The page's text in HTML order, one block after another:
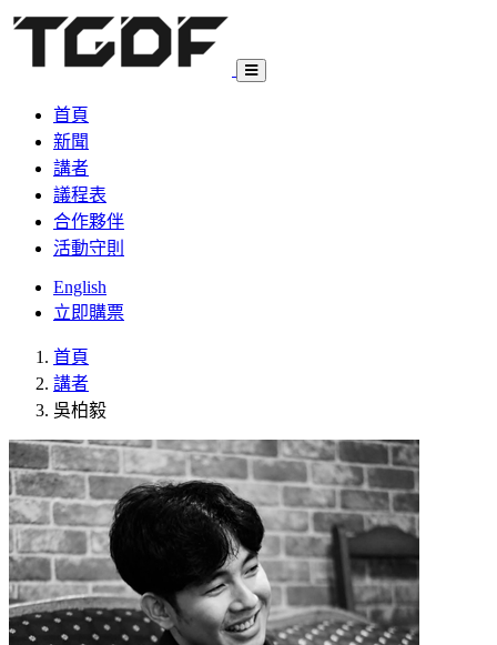
首頁
新聞
講者
議程表
合作夥伴
活動守則
English
立即購票
首頁
講者
吳柏毅